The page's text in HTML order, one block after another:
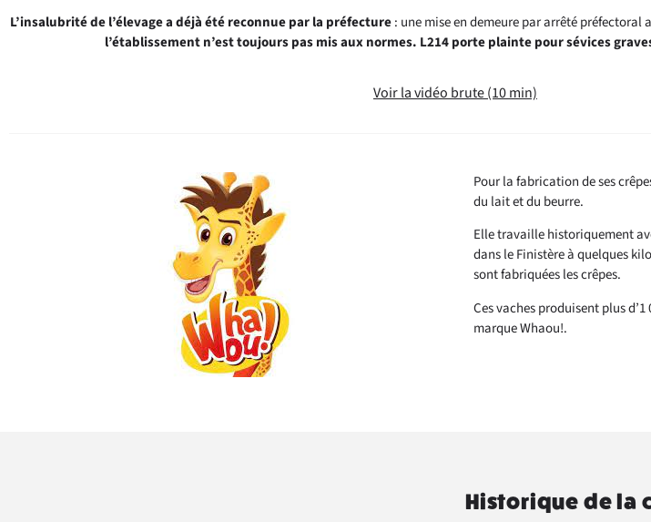
L’insalubrité de l’élevage a déjà été reconnue par la préfecture: une mise en demeure par arrêté préfectoral
l’établissement n’est toujours pas mis aux normes. L214 porte plainte pour sévices
Voir la vidéo brute (10 min)
Pour la fabrication de ses
du lait et du beurre.
Elle travaille historiquement
dans le Finistère à quelques
sont fabriquées les crêpes.
Ces vaches produisent plus
marque Whaou!.
Historique de la